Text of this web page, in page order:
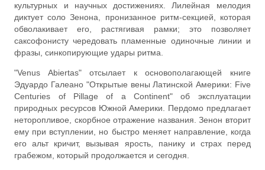
культурных и научных достижениях. Лилейная мелодия
диктует соло Зенона, пронизанное ритм-секцией, которая
обволакивает его, растягивая рамки; это позволяет
саксофонисту чередовать пламенные одиночные линии и
фразы, синкопирующие удары ритма.
"Venus Abiertas" отсылает к основополагающей книге
Эдуардо Галеано "Открытые вены Латинской Америки: Five
Centuries of Pillage of a Continent" об эксплуатации
природных ресурсов Южной Америки. Пердомо предлагает
неторопливое, скорбное отражение названия. Зенон вторит
ему при вступлении, но быстро меняет направление, когда
его альт кричит, вызывая ярость, панику и страх перед
грабежом, который продолжается и сегодня.